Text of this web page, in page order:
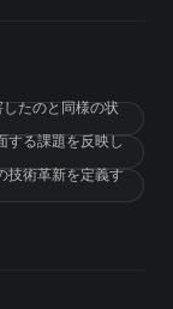
たのと同様の状
する課題を反映し
技術革新を定義す